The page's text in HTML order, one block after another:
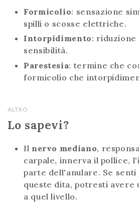
Formicolio: sensazione
spilli o scosse elettriche.
Intorpidimento:
sensibilità.
Parestesia: termine che
formicolio che
ALTRO
Lo sapevi?
Il nervo mediano,
carpale, innerva il pollice,
parte dell'anulare. Se
queste dita, potresti avere
a quel livello.